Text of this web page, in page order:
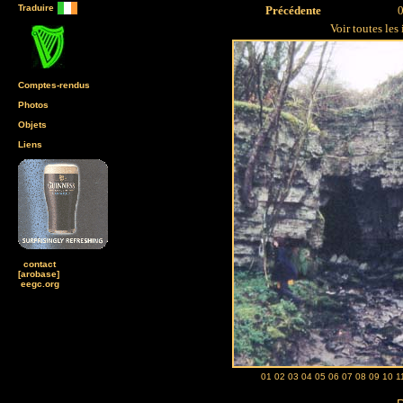
Traduire
Comptes-rendus
Photos
Objets
Liens
contact
[arobase]
eegc.org
Précédente
Voir toutes les
01 02 03 04 05 06 07 08 09 10